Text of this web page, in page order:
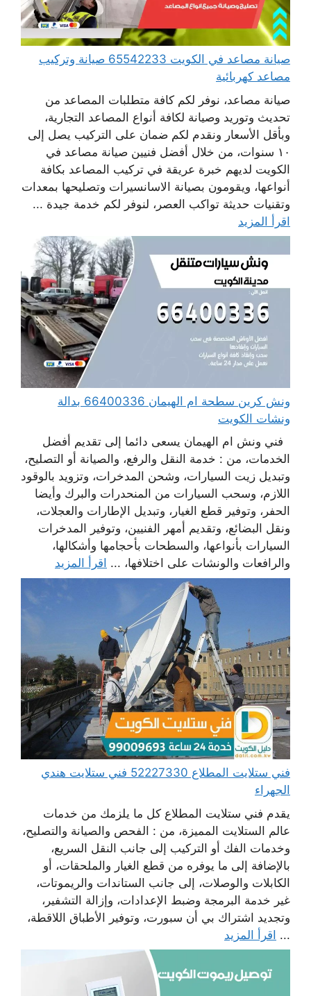
صيانة مصاعد في الكويت 65542233 صيانة وتركيب
مصاعد كهربائية
صيانة مصاعد، نوفر لكم كافة متطلبات المصاعد من
تحديث وتوريد وصيانة لكافة أنواع المصاعد التجارية،
وبأقل الأسعار ونقدم لكم ضمان على التركيب يصل إلى
١٠ سنوات، من خلال أفضل فنيين صيانة مصاعد في
الكويت لديهم خبرة عريقة في تركيب المصاعد بكافة
أنواعها، ويقومون بصيانة الاسانسيرات وتصليحها بمعدات
وتقنيات حديثة تواكب العصر، لنوفر لكم خدمة جيدة ...
اقرأ المزيد
ونش كرين سطحة ام الهيمان 66400336 بدالة
ونشات الكويت
فني ونش ام الهيمان يسعى دائما إلى تقديم أفضل
الخدمات، من : خدمة النقل والرفع، والصيانة أو التصليح،
وتبديل زيت السيارات، وشحن المدخرات، وتزويد بالوقود
اللازم، وسحب السيارات من المنحدرات والبرك وأيضا
الحفر، وتوفير قطع الغيار، وتبديل الإطارات والعجلات،
ونقل البضائع، وتقديم أمهر الفنيين، وتوفير المدخرات
السيارات بأنواعها، والسطحات بأحجامها وأشكالها،
والرافعات والونشات على اختلافها، ... اقرأ المزيد
فني ستلايت المطلاع 52227330 فني ستلايت هندي
الجهراء
يقدم فني ستلايت المطلاع كل ما يلزمك من خدمات
عالم الستلايت المميزة، من : الفحص والصيانة والتصليح،
وخدمات الفك أو التركيب إلى جانب النقل السريع،
بالإضافة إلى ما يوفره من قطع الغيار والملحقات، أو
الكابلات والوصلات، إلى جانب الستاندات والريموتات،
غير خدمة البرمجة وضبط الإعدادات، وإزالة التشفير،
وتجديد اشتراك بي أن سبورت، وتوفير الأطباق اللاقطة،
... اقرأ المزيد